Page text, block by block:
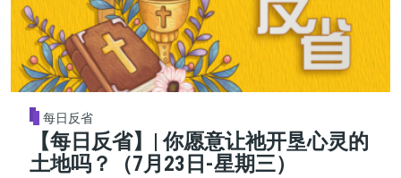
每日反省
【每日反省】| 你愿意让祂开垦心灵的
土地吗？（7月23日-星期三）